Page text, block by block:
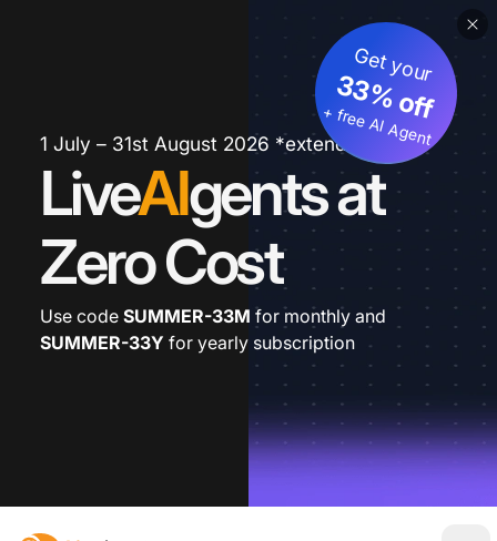
1 July – 31st August 2026 *extended
LiveAIgents at
Zero Cost
Get your
33% off
+ free AI Agent
Use code SUMMER-33M for monthly and
SUMMER-33Y for yearly subscription